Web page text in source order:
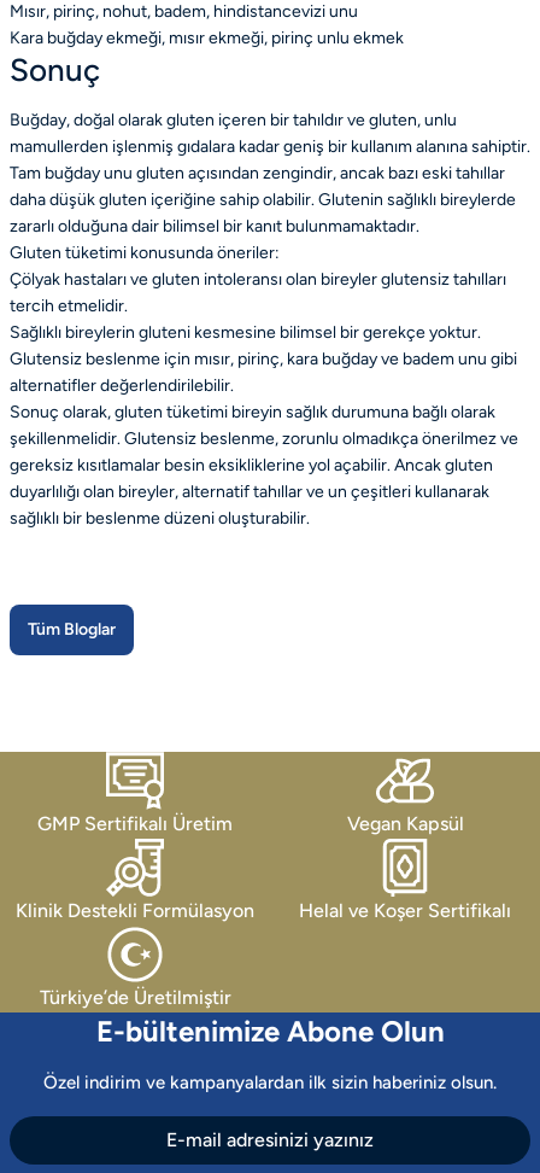
Mısır, pirinç, nohut, badem, hindistancevizi unu
Kara buğday ekmeği, mısır ekmeği, pirinç unlu ekmek
Sonuç
Buğday, doğal olarak gluten içeren bir tahıldır ve gluten, unlu
mamullerden işlenmiş gıdalara kadar geniş bir kullanım alanına sahiptir.
Tam buğday unu gluten açısından zengindir, ancak bazı eski tahıllar
daha düşük gluten içeriğine sahip olabilir. Glutenin sağlıklı bireylerde
zararlı olduğuna dair bilimsel bir kanıt bulunmamaktadır.
Gluten tüketimi konusunda öneriler:
Çölyak hastaları ve gluten intoleransı olan bireyler glutensiz tahılları
tercih etmelidir.
Sağlıklı bireylerin gluteni kesmesine bilimsel bir gerekçe yoktur.
Glutensiz beslenme için mısır, pirinç, kara buğday ve badem unu gibi
alternatifler değerlendirilebilir.
Sonuç olarak, gluten tüketimi bireyin sağlık durumuna bağlı olarak
şekillenmelidir. Glutensiz beslenme, zorunlu olmadıkça önerilmez ve
gereksiz kısıtlamalar besin eksikliklerine yol açabilir. Ancak gluten
duyarlılığı olan bireyler, alternatif tahıllar ve un çeşitleri kullanarak
sağlıklı bir beslenme düzeni oluşturabilir.
Tüm Bloglar
GMP Sertifikalı Üretim Vegan Kapsül
Klinik Destekli Formülasyon Helal ve Koşer Sertifikalı
Türkiye’de Üretilmiştir
E-bültenimize Abone Olun
Özel indirim ve kampanyalardan ilk sizin haberiniz olsun.